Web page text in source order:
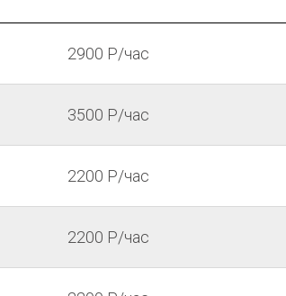
2900 P/час
3500 P/час
2200 P/час
2200 P/час